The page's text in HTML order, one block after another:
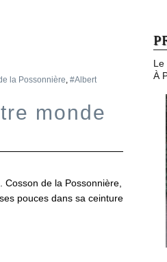
la Possonnière, #Albert
monde
de la Possonnière,
pouces dans sa ceinture
Le
À